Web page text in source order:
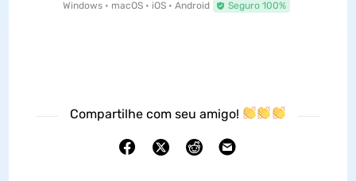
Windows • macOS • iOS • Android Seguro 100%
Compartilhe com seu amigo!